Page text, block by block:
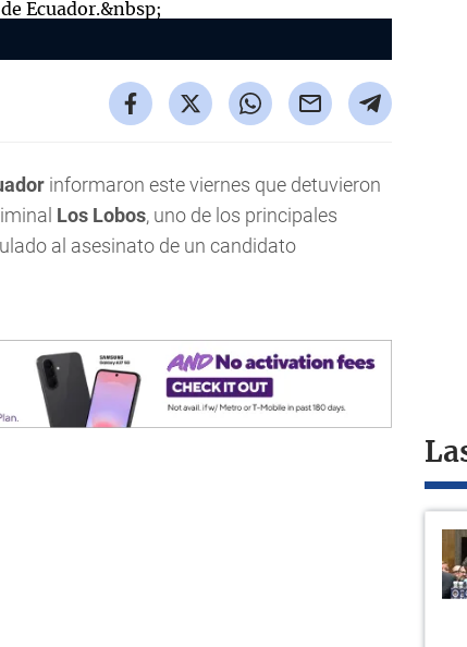
informaron este viernes que detuvieron
Los Lobos, uno de los principales
al asesinato de un candidato